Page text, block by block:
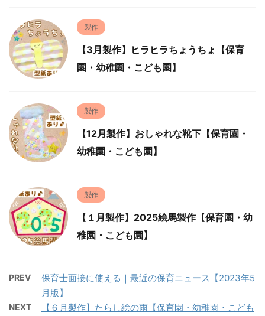
製作
【3月製作】ヒラヒラちょうちょ【保育
園・幼稚園・こども園】
製作
【12月製作】おしゃれな靴下【保育園・
幼稚園・こども園】
製作
【１月製作】2025絵馬製作【保育園・幼
稚園・こども園】
PREV
保育士面接に使える｜最近の保育ニュース【2023年5
月版】
NEXT
【６月製作】たらし絵の雨【保育園・幼稚園・こども